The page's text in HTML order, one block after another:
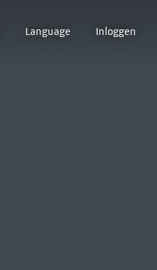
Language Inloggen